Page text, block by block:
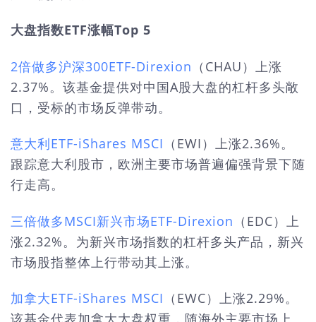
大盘指数ETF涨幅Top 5
2倍做多沪深300ETF-Direxion （CHAU）上涨
2.37%。该基金提供对中国A股大盘的杠杆多头敞
口，受标的市场反弹带动。
意大利ETF-iShares MSCI （EWI）上涨2.36%。
跟踪意大利股市，欧洲主要市场普遍偏强背景下随
行走高。
三倍做多MSCI新兴市场ETF-Direxion （EDC）上
涨2.32%。为新兴市场指数的杠杆多头产品，新兴
市场股指整体上行带动其上涨。
加拿大ETF-iShares MSCI （EWC）上涨2.29%。
该基金代表加拿大大盘权重，随海外主要市场上